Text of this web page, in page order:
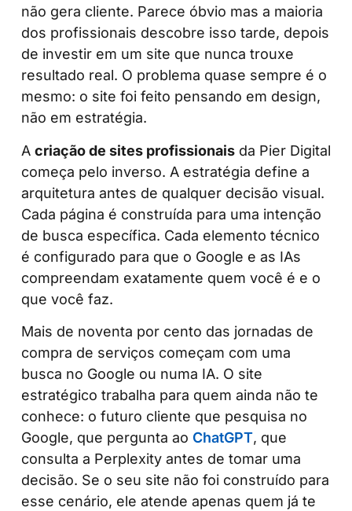
não gera cliente. Parece óbvio mas a maioria
dos profissionais descobre isso tarde, depois
de investir em um site que nunca trouxe
resultado real. O problema quase sempre é o
mesmo: o site foi feito pensando em design,
não em estratégia.
A criação de sites profissionais da Pier Digital
começa pelo inverso. A estratégia define a
arquitetura antes de qualquer decisão visual.
Cada página é construída para uma intenção
de busca específica. Cada elemento técnico
é configurado para que o Google e as IAs
compreendam exatamente quem você é e o
que você faz.
Mais de noventa por cento das jornadas de
compra de serviços começam com uma
busca no Google ou numa IA. O site
estratégico trabalha para quem ainda não te
conhece: o futuro cliente que pesquisa no
Google, que pergunta ao ChatGPT, que
consulta a Perplexity antes de tomar uma
decisão. Se o seu site não foi construído para
esse cenário, ele atende apenas quem já te